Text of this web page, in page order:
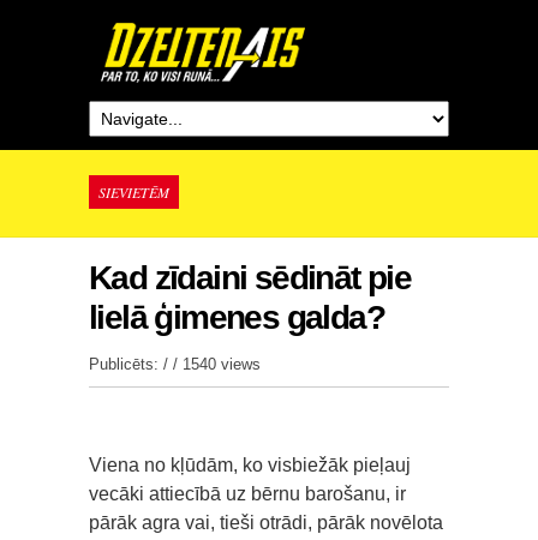
SIEVIETĒM
Kad zīdaini sēdināt pie
lielā ģimenes galda?
Publicēts: / / 1540 views
Viena no kļūdām, ko visbiežāk pieļauj
vecāki attiecībā uz bērnu barošanu, ir
pārāk agra vai, tieši otrādi, pārāk novēlota